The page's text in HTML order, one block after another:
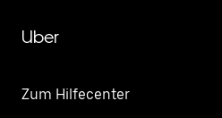
Uber
Zum Hilfecenter